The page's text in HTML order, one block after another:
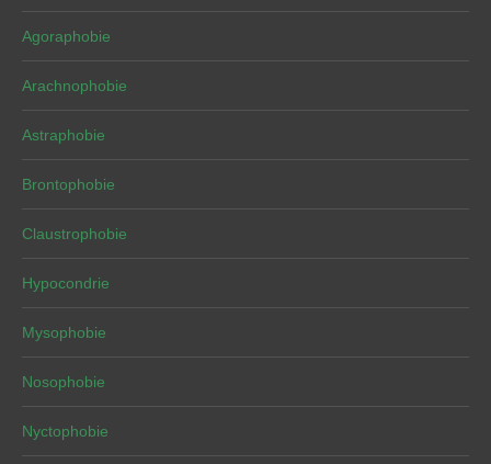
Agoraphobie
Arachnophobie
Astraphobie
Brontophobie
Claustrophobie
Hypocondrie
Mysophobie
Nosophobie
Nyctophobie